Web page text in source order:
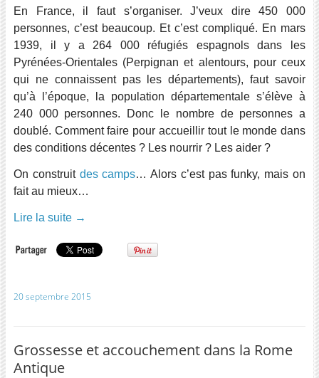
En France, il faut s’organiser. J’veux dire 450 000
personnes, c’est beaucoup. Et c’est compliqué. En mars
1939, il y a 264 000 réfugiés espagnols dans les
Pyrénées-Orientales (Perpignan et alentours, pour ceux
qui ne connaissent pas les départements), faut savoir
qu’à l’époque, la population départementale s’élève à
240 000 personnes. Donc le nombre de personnes a
doublé. Comment faire pour accueillir tout le monde dans
des conditions décentes ? Les nourrir ? Les aider ?
On construit des camps… Alors c’est pas funky, mais on
fait au mieux…
Lire la suite →
20 septembre 2015
Grossesse et accouchement dans la Rome
Antique